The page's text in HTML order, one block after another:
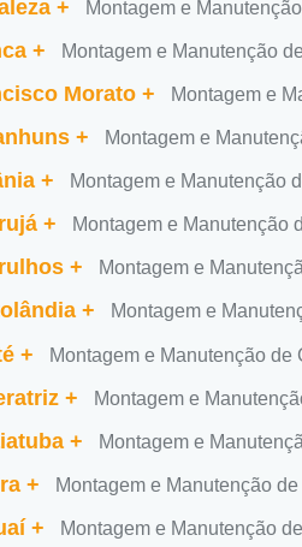
+ Montagem e
+ Montagem e Manutenção
Morato + Montagem e
+ Montagem e
+ Montagem e Manutenção
+ Montagem e Manutenção
+ Montagem e
+ Montagem e
+ Montagem e Manutenção
+ Montagem e
+ Montagem e
+ Montagem e Manutenção
+ Montagem e Manutenção